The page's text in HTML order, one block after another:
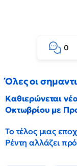
0
Όλες οι
Καθιερώνεται
Οκτωβρίου με
Το τέλος μιας
Ρέντη αλλάζει